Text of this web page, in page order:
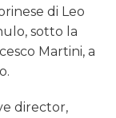
di Leo
sotto la
Martini, a
director,